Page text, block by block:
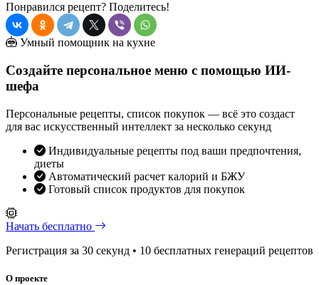
Понравился рецепт? Поделитесь!
Умный помощник на кухне
Создайте персональное меню с помощью ИИ-
шефа
Персональные рецепты, список покупок — всё это создаст
для вас искусственный интеллект за несколько секунд
Индивидуальные рецепты под ваши предпочтения,
диеты
Автоматический расчет калорий и БЖУ
Готовый список продуктов для покупок
Начать бесплатно
Регистрация за 30 секунд • 10 бесплатных генераций рецептов
О проекте